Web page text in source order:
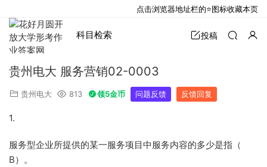
科目检索 投稿
贵州电大 服务营销02-0003
贵州电大 813 领5金币 问题反馈 反馈回复
1.
服务型企业所提供的某一服务项目中服务内容的多少是指（
B）。
点击浏览器地址栏的⭐图标收藏本页